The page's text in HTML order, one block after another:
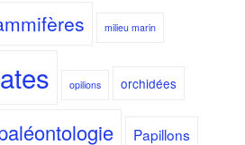
milieu marin
opilions orchidées
Papillons